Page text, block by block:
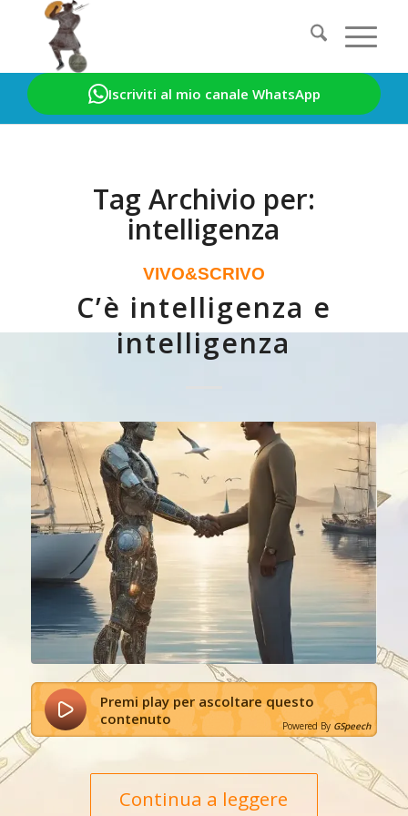
Home / intelligenza
Tag Archivio per:
intelligenza
VIVO&SCRIVO
C’è intelligenza e
intelligenza
Premi play per ascoltare questo
contenuto
Powered By GSpeech
Continua a leggere
Iscriviti al mio canale WhatsApp